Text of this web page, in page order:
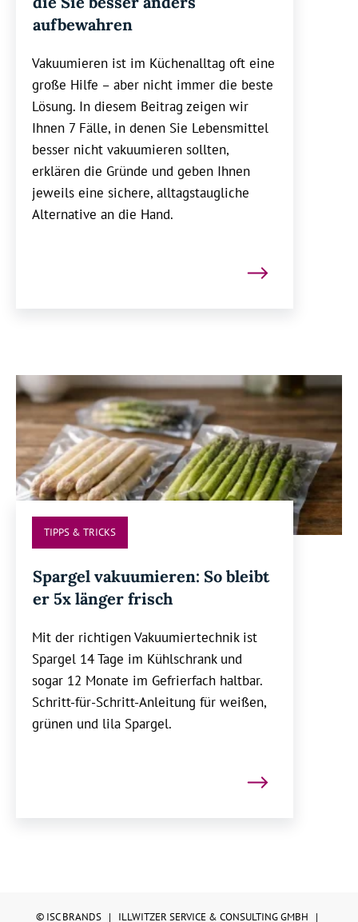
aufbewahren
Vakuumieren ist im Küchenalltag oft eine
große Hilfe – aber nicht immer die beste
Lösung. In diesem Beitrag zeigen wir
Ihnen 7 Fälle, in denen Sie Lebensmittel
besser nicht vakuumieren sollten,
erklären die Gründe und geben Ihnen
jeweils eine sichere, alltagstaugliche
Alternative an die Hand.
TIPPS & TRICKS
Spargel vakuumieren: So bleibt
er 5x länger frisch
Mit der richtigen Vakuumiertechnik ist
Spargel 14 Tage im Kühlschrank und
sogar 12 Monate im Gefrierfach haltbar.
Schritt-für-Schritt-Anleitung für weißen,
grünen und lila Spargel.
© ISC BRANDS | ILLWITZER SERVICE & CONSULTING GMBH |